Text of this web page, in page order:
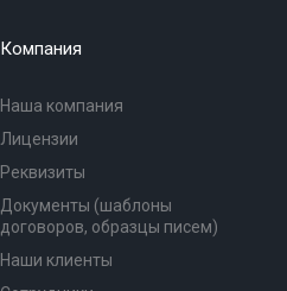
Компания
Наша компания
Лицензии
Реквизиты
Документы (шаблоны
договоров, образцы писем)
Наши клиенты